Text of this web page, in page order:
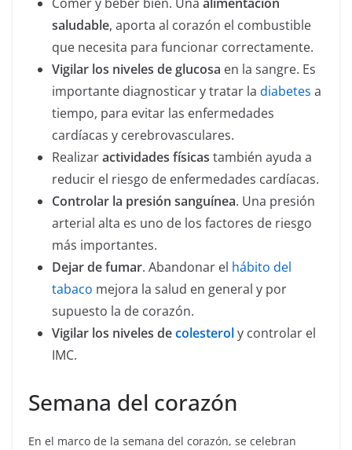
saludable, aporta al corazón el combustible
que necesita para funcionar correctamente.
Vigilar los niveles de glucosa en la sangre. Es
importante diagnosticar y tratar la diabetes a
tiempo, para evitar las enfermedades
cardíacas y cerebrovasculares.
Realizaractividades físicas también ayuda a
reducir el riesgo de enfermedades cardíacas.
Controlar la presión sanguínea. Una presión
arterial alta es uno de los factores de riesgo
más importantes.
Dejar de fumar. Abandonar el hábito del
tabaco mejora la salud en general y por
supuesto la de corazón.
Vigilar los niveles decolesteroly controlar el
IMC.
Semana del corazón
En el marco de la semana del corazón, se celebran